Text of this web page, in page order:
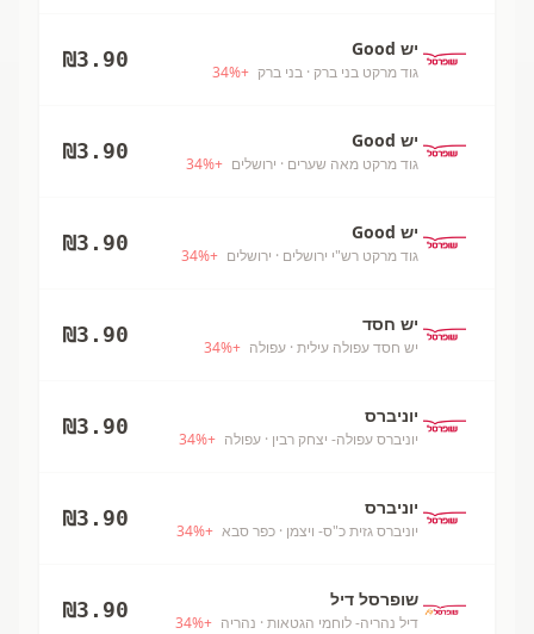
יש Good
גוד מרקט בני ברק · בני ברק +
34%
₪3.90
יש Good
גוד מרקט מאה שערים · ירושלים +
34%
₪3.90
יש Good
גוד מרקט רש"י ירושלים · ירושלים +
34%
₪3.90
יש חסד
יש חסד עפולה עילית · עפולה +
34%
₪3.90
יוניברס
יוניברס עפולה- יצחק רבין · עפולה +
34%
₪3.90
יוניברס
יוניברס גזית כ"ס- ויצמן · כפר סבא +
34%
₪3.90
שופרסל דיל
דיל נהריה- לוחמי הגטאות · נהריה +
34%
₪3.90